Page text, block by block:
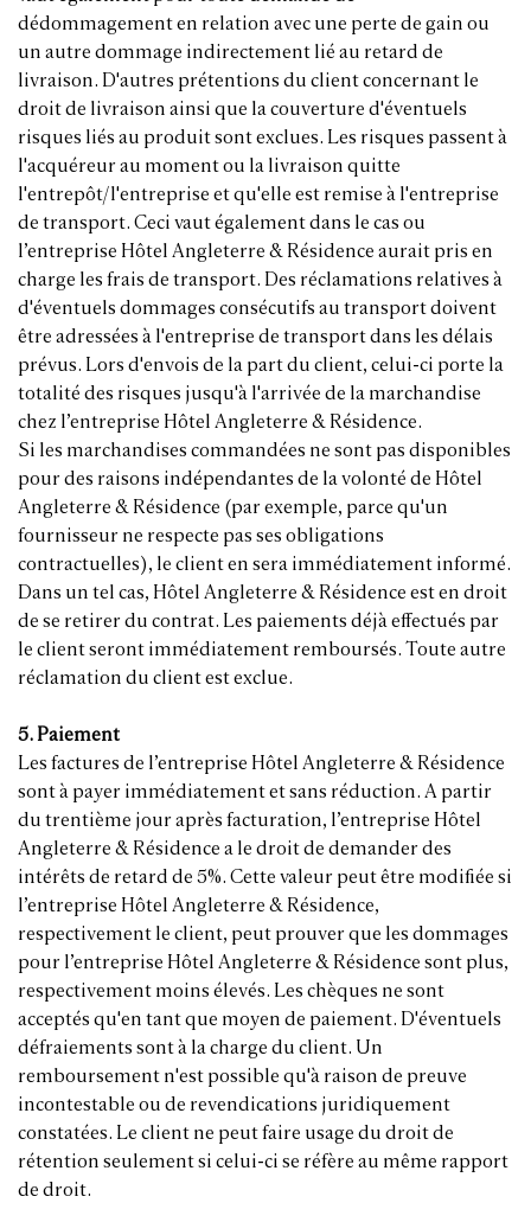
dédommagement en relation avec une perte de gain ou
un autre dommage indirectement lié au retard de
livraison. D'autres prétentions du client concernant le
droit de livraison ainsi que la couverture d'éventuels
risques liés au produit sont exclues. Les risques passent à
l'acquéreur au moment ou la livraison quitte
l'entrepôt/l'entreprise et qu'elle est remise à l'entreprise
de transport. Ceci vaut également dans le cas ou
l’entreprise Hôtel Angleterre & Résidence aurait pris en
charge les frais de transport. Des réclamations relatives à
d'éventuels dommages consécutifs au transport doivent
être adressées à l'entreprise de transport dans les délais
prévus. Lors d'envois de la part du client, celui-ci porte la
totalité des risques jusqu'à l'arrivée de la marchandise
chez l’entreprise Hôtel Angleterre & Résidence.
Si les marchandises commandées ne sont pas disponibles
pour des raisons indépendantes de la volonté de Hôtel
Angleterre & Résidence (par exemple, parce qu'un
fournisseur ne respecte pas ses obligations
contractuelles), le client en sera immédiatement informé.
Dans un tel cas, Hôtel Angleterre & Résidence est en droit
de se retirer du contrat. Les paiements déjà effectués par
le client seront immédiatement remboursés. Toute autre
réclamation du client est exclue.
5. Paiement
Les factures de l’entreprise Hôtel Angleterre & Résidence
sont à payer immédiatement et sans réduction. A partir
du trentième jour après facturation, l’entreprise Hôtel
Angleterre & Résidence a le droit de demander des
intérêts de retard de 5%. Cette valeur peut être modifiée si
l’entreprise Hôtel Angleterre & Résidence,
respectivement le client, peut prouver que les dommages
pour l’entreprise Hôtel Angleterre & Résidence sont plus,
respectivement moins élevés. Les chèques ne sont
acceptés qu'en tant que moyen de paiement. D'éventuels
défraiements sont à la charge du client. Un
remboursement n'est possible qu'à raison de preuve
incontestable ou de revendications juridiquement
constatées. Le client ne peut faire usage du droit de
rétention seulement si celui-ci se réfère au même rapport
de droit.